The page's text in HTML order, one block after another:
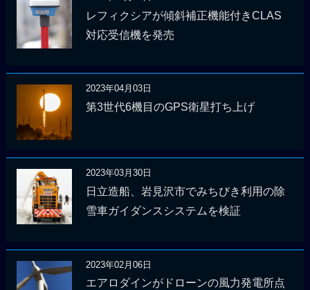
レフィクシアが傾斜補正機能付きCLAS
対応受信機を発売
2023年04月03日
第3世代6機目のGPS衛星打ち上げ
2023年03月30日
日立造船、岩見沢市でみちびき利用の除
雪車ガイダンスシステムを検証
2023年02月06日
エアロダインがドローンの風力発電所点